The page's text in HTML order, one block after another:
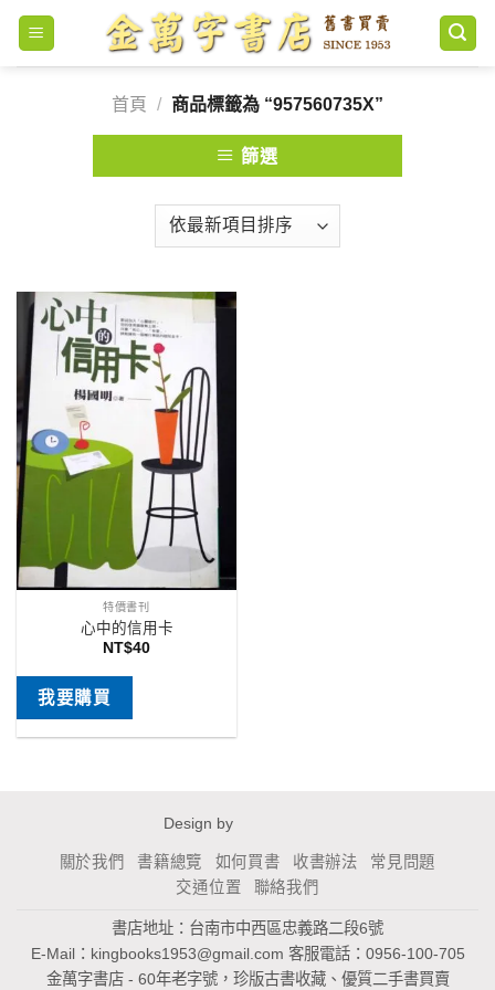
Skip
content
首頁
/ 商品標籤為 “957560735X”
篩選
特價書刊
心中的信用卡
NT$40
我要購買
Design by
關於我們 書籍總覽 如何買書 收書辦法
常見問題
交通位置
聯絡我們
書店地址：台南市中西區忠義路二段6號
E-Mail： kingbooks1953@gmail.com 客服電話：0956-100-705
金萬字書店 - 60年老字號，珍版古書收藏、優質二手書買賣